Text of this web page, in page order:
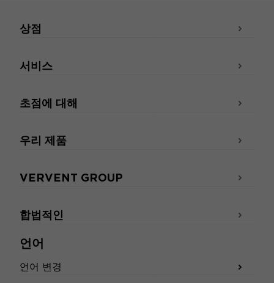
언어
언어 변경
상점
서비스
초점에 대해
우리 제품
VERVENT GROUP
합법적인